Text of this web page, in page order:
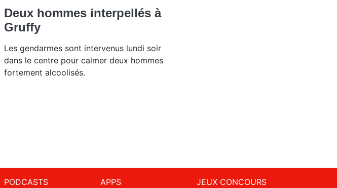
Deux hommes interpellés à
Gruffy
Les gendarmes sont intervenus lundi soir
dans le centre pour calmer deux hommes
fortement alcoolisés.
PODCASTS
APPS
JEUX CONCOURS